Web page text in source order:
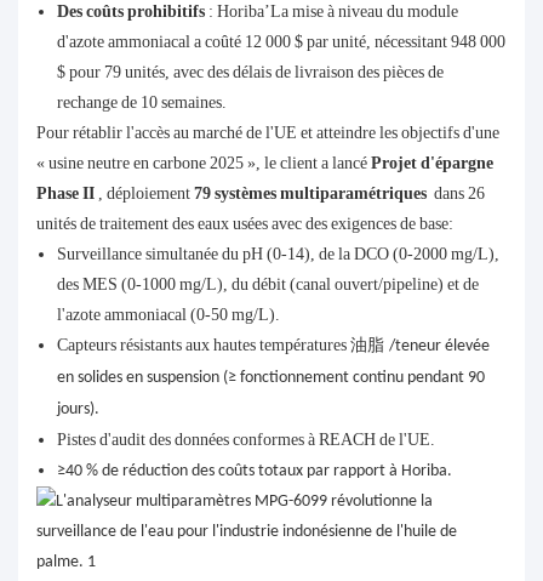
Des coûts prohibitifs : Horiba’La mise à niveau du module
d'azote ammoniacal a coûté 12 000 $ par unité, nécessitant 948 000
$ pour 79 unités, avec des délais de livraison des pièces de
rechange de 10 semaines.
Pour rétablir l'accès au marché de l'UE et atteindre les objectifs d'une
« usine neutre en carbone 2025 », le client a lancéProjet d'épargne
Phase II , déploiement79 systèmes multiparamétriques dans 26
unités de traitement des eaux usées avec des exigences de base:
Surveillance simultanée du pH (0-14), de la DCO (0-2000 mg/L),
des MES (0-1000 mg/L), du débit (canal ouvert/pipeline) et de
l'azote ammoniacal (0-50 mg/L).
Capteurs résistants aux hautes températures 油脂 /teneur élevée
en solides en suspension (≥ fonctionnement continu pendant 90
jours).
Pistes d'audit des données conformes à REACH de l'UE.
≥40 % de réduction des coûts totaux par rapport à Horiba.